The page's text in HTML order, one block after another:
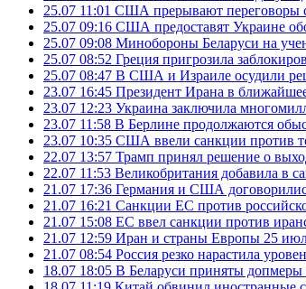
25.07 11:01 США прерывают переговоры
25.07 09:16 США предоставят Украине
25.07 09:08 Минобороны Беларуси на
25.07 08:52 Греция пригрозила
25.07 08:47 В США и Израиле осудили
23.07 16:45 Президент Ирана в
23.07 12:23 Украина заключила
23.07 11:58 В Берлине продолжаются
23.07 10:35 США ввели санкции против
22.07 13:57 Трамп принял решение о
22.07 11:53 Великобритания добавила в
21.07 17:36 Германия и США
21.07 16:21 Санкции ЕС против
21.07 15:08 ЕС ввел санкции против
21.07 12:59 Иран и страны Европы 25
21.07 08:54 Россия резко нарастила
18.07 18:05 В Беларуси приняты